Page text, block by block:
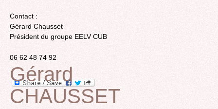
Contact :
Gérard Chausset
Président du groupe EELV CUB
06 62 48 74 92
Back
to
Gérard
CHAUSSET